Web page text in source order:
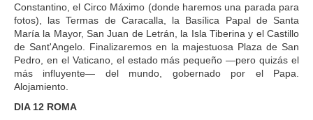
Constantino, el Circo Máximo (donde haremos una parada para
fotos), las Termas de Caracalla, la Basílica Papal de Santa
María la Mayor, San Juan de Letrán, la Isla Tiberina y el Castillo
de Sant'Angelo. Finalizaremos en la majestuosa Plaza de San
Pedro, en el Vaticano, el estado más pequeño —pero quizás el
más influyente— del mundo, gobernado por el Papa.
Alojamiento.
DIA 12 ROMA